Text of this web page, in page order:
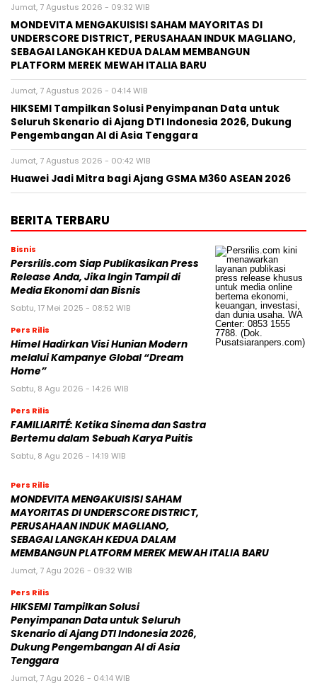
Jumat, 7 Agustus 2026 - 09:32 WIB
MONDEVITA MENGAKUISISI SAHAM MAYORITAS DI
UNDERSCORE DISTRICT, PERUSAHAAN INDUK MAGLIANO,
SEBAGAI LANGKAH KEDUA DALAM MEMBANGUN
PLATFORM MEREK MEWAH ITALIA BARU
Jumat, 7 Agustus 2026 - 04:14 WIB
HIKSEMI Tampilkan Solusi Penyimpanan Data untuk
Seluruh Skenario di Ajang DTI Indonesia 2026, Dukung
Pengembangan AI di Asia Tenggara
Jumat, 7 Agustus 2026 - 00:42 WIB
Huawei Jadi Mitra bagi Ajang GSMA M360 ASEAN 2026
BERITA TERBARU
Bisnis
Persrilis.com Siap Publikasikan Press
Release Anda, Jika Ingin Tampil di
Media Ekonomi dan Bisnis
Sabtu, 17 Mei 2025 - 08:52 WIB
Pers Rilis
Himel Hadirkan Visi Hunian Modern
melalui Kampanye Global “Dream
Home”
Sabtu, 8 Agu 2026 - 14:26 WIB
Pers Rilis
FAMILIARITÉ: Ketika Sinema dan Sastra
Bertemu dalam Sebuah Karya Puitis
Sabtu, 8 Agu 2026 - 14:19 WIB
Pers Rilis
MONDEVITA MENGAKUISISI SAHAM
MAYORITAS DI UNDERSCORE DISTRICT,
PERUSAHAAN INDUK MAGLIANO,
SEBAGAI LANGKAH KEDUA DALAM
MEMBANGUN PLATFORM MEREK MEWAH ITALIA BARU
Jumat, 7 Agu 2026 - 09:32 WIB
Pers Rilis
HIKSEMI Tampilkan Solusi
Penyimpanan Data untuk Seluruh
Skenario di Ajang DTI Indonesia 2026,
Dukung Pengembangan AI di Asia
Tenggara
Jumat, 7 Agu 2026 - 04:14 WIB